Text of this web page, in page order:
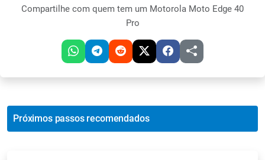
Compartilhe com quem tem um Motorola Moto Edge 40
Pro
Próximos passos recomendados